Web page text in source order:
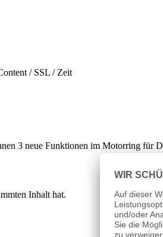
/ SSL / Zeit
3 neue Funktionen im Motorring für
Inhalt hat.